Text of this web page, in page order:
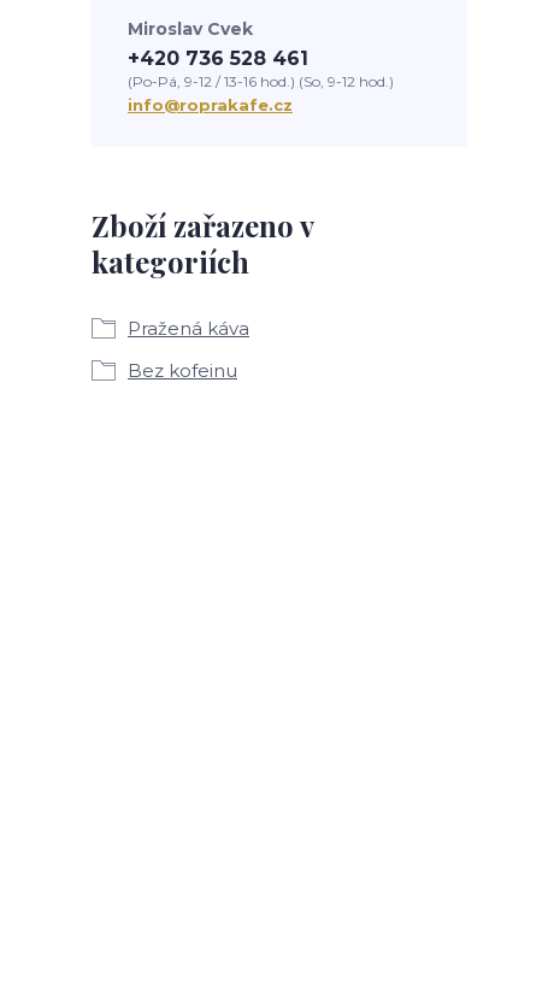
Zboží zařazeno v
kategoriích
Pražená káva
Bez kofeinu
Miroslav Cvek
+420 736 528 461
(Po-Pá, 9-12 / 13-16 hod.) (So, 9-12 hod.)
info@roprakafe.cz